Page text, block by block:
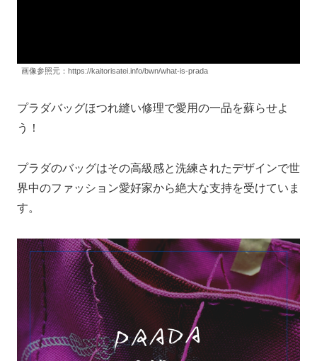
画像参照元：https://kaitorisatei.info/bwn/what-is-prada
プラダバッグほつれ縫い修理で愛用の一品を蘇らせよ
う！
プラダのバッグはその高級感と洗練されたデザインで世
界中のファッション愛好家から絶大な支持を受けていま
す。